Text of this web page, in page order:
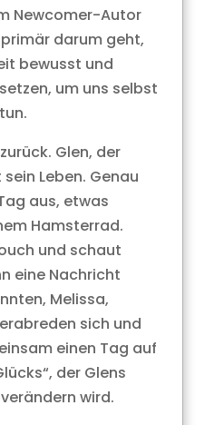
Newcomer-Autor
darum geht,
bewusst und
um uns selbst
Glen, der
Leben. Genau
aus, etwas
Hamsterrad.
und schaut
eine Nachricht
Melissa,
sich und
einen Tag auf
der Glens
wird.